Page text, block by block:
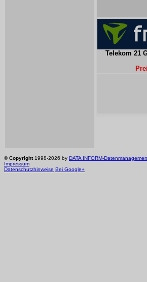
Telekom 21
©Copyright1998-2026 by DATA INFORM-
Impressum
Datenschutzhinweise Bei Google+